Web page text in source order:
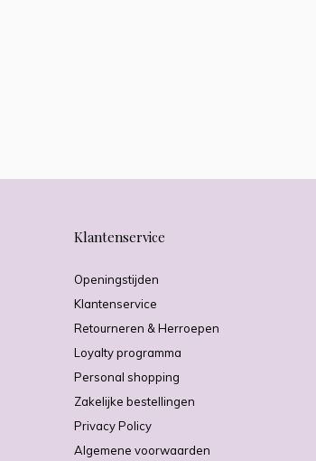
Klantenservice
Openingstijden
Klantenservice
Retourneren & Herroepen
Loyalty programma
Personal shopping
Zakelijke bestellingen
Privacy Policy
Algemene voorwaarden